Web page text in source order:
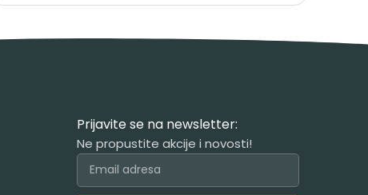
Prijavite se na newsletter:
Ne propustite akcije i novosti!